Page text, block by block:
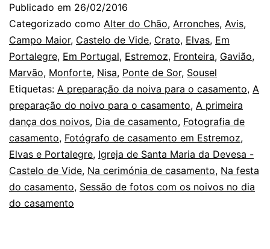
Casamento
em
Portalegre:
no
primeiro
dia
de
Verão
Publicado em 26/02/2016
Categorizado como Alter do Chão, Arronches, Avis,
Campo Maior, Castelo de Vide, Crato, Elvas, Em
Portalegre, Em Portugal, Estremoz, Fronteira, Gavião,
Marvão, Monforte, Nisa, Ponte de Sor, Sousel
Etiquetas: A preparação da noiva para o casamento, A
preparação do noivo para o casamento, A primeira
dança dos noivos, Dia de casamento, Fotografia de
casamento, Fotógrafo de casamento em Estremoz,
Elvas e Portalegre, Igreja de Santa Maria da Devesa -
Castelo de Vide, Na cerimónia de casamento, Na festa
do casamento, Sessão de fotos com os noivos no dia
do casamento